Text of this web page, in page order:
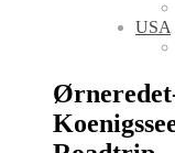
USA